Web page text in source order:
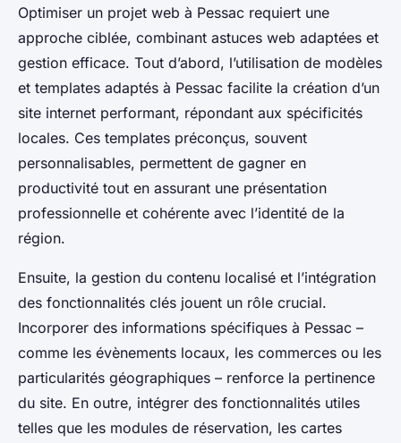
Optimiser un projet web à Pessac requiert une
approche ciblée, combinant astuces web adaptées et
gestion efficace. Tout d’abord, l’utilisation de modèles
et templates adaptés à Pessac facilite la création d’un
site internet performant, répondant aux spécificités
locales. Ces templates préconçus, souvent
personnalisables, permettent de gagner en
productivité tout en assurant une présentation
professionnelle et cohérente avec l’identité de la
région.
Ensuite, la gestion du contenu localisé et l’intégration
des fonctionnalités clés jouent un rôle crucial.
Incorporer des informations spécifiques à Pessac –
comme les évènements locaux, les commerces ou les
particularités géographiques – renforce la pertinence
du site. En outre, intégrer des fonctionnalités utiles
telles que les modules de réservation, les cartes